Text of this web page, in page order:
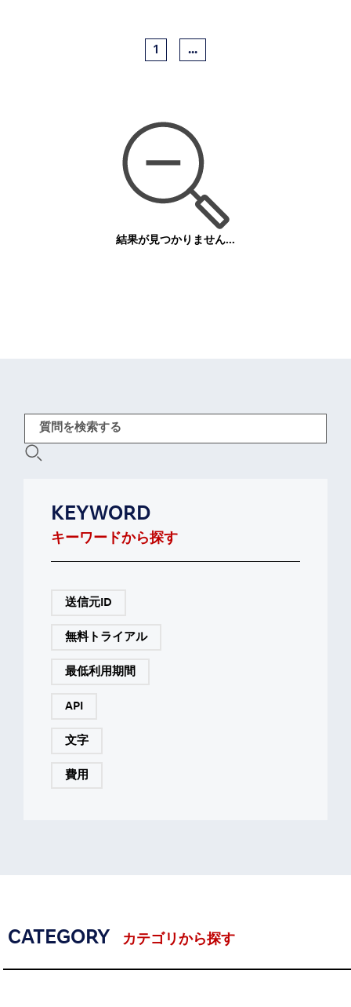
1 ...
結果が見つかりません...
KEYWORD
キーワードから探す
送信元ID
無料トライアル
最低利用期間
API
文字
費用
CATEGORY カテゴリから探す